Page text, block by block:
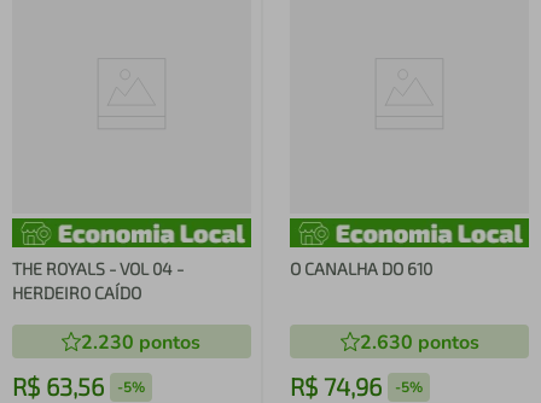
THE ROYALS - VOL 04 -
HERDEIRO CAÍDO
2.230 pontos
R$ 63,56 -5%
O CANALHA DO 610
2.630 pontos
R$ 74,96 -5%